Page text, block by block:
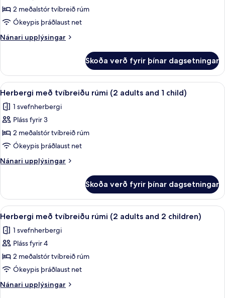
Herbergi
með
tvíbreiðu
rúmi
2 meðalstór tvíbreið rúm
Ókeypis þráðlaust net
Nánari upplýsingar
Nánari
með
tvíbreiðu
rúmi
Skoða verð fyrir þínar dagsetningar
Skoða
allar
myndir
fyrir
Herbergi
með
tvíbreiðu
rúmi
adults
and
1
child)
Öryggishólf í herbergi, skrifborð,
4
Herbergi með tvíbreiðu rúmi (2 adults and 1 child)
1 svefnherbergi
Pláss fyrir 3
2 meðalstór tvíbreið rúm
Ókeypis þráðlaust net
Nánari upplýsingar
Nánari
með
tvíbreiðu
rúmi
adults
and
child)
Skoða verð fyrir þínar dagsetningar
Skoða
allar
myndir
fyrir
Herbergi
með
tvíbreiðu
rúmi
Öryggishólf í herbergi, skrifborð,
4
Herbergi með tvíbreiðu rúmi (2 adults and 2 children)
1 svefnherbergi
Pláss fyrir 4
2 meðalstór tvíbreið rúm
Ókeypis þráðlaust net
Nánari upplýsingar
Nánari